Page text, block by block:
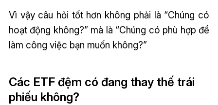
Vì vậy câu hỏi tốt hơn không phải là “Chúng có
hoạt động không?” mà là “Chúng có phù hợp để
làm công việc bạn muốn không?”
Các ETF đệm có đang thay thế trái
phiếu không?